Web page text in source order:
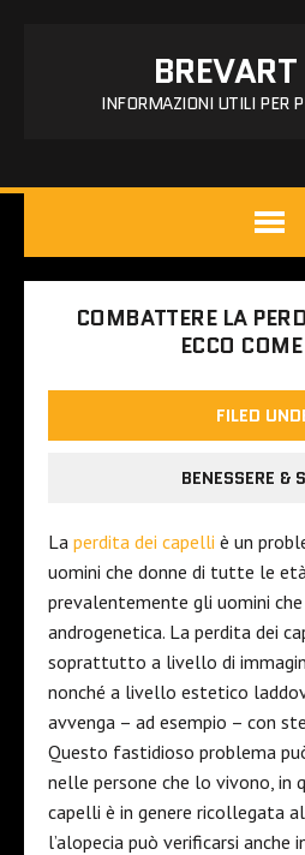
BREVART
INFORMAZIONI UTILI PER
COMBATTERE LA
ECCO
FILED
BENESSERE &
La perdita dei capelli è un
uomini che donne di tutte le
prevalentemente gli uomini
androgenetica. La perdita dei
soprattutto a livello di
nonché a livello estetico
avvenga – ad esempio – con
Questo fastidioso problema
nelle persone che lo vivono, in
capelli è in genere ricollegata
l’alopecia può verificarsi anche